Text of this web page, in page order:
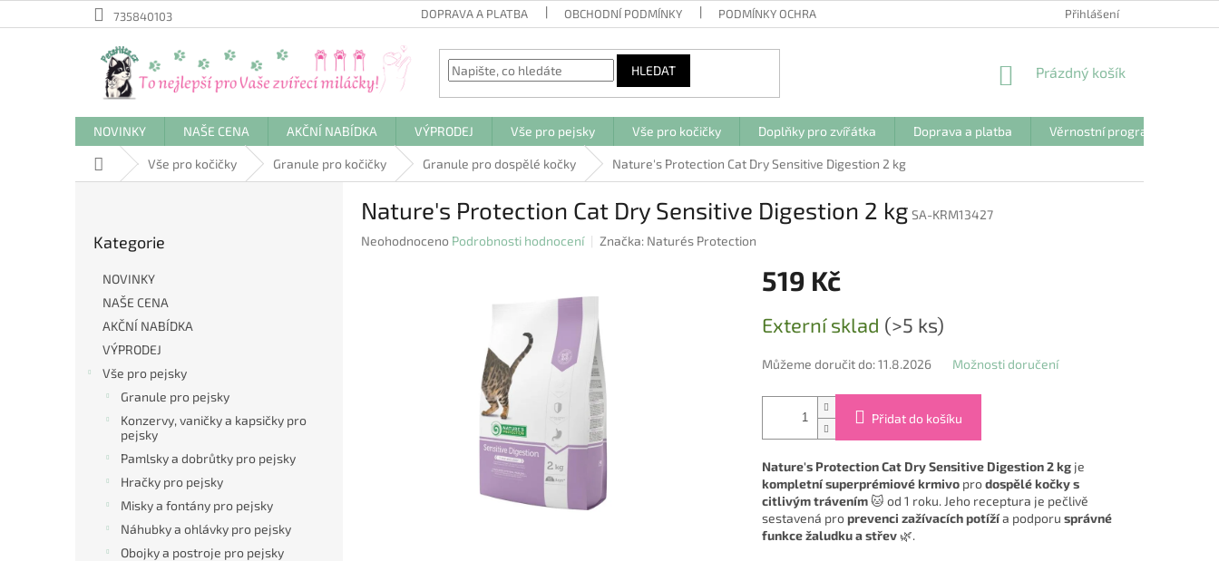
na
735840103 DOPRAVA A PLATBA OBCHODNÍ PODMÍNKY PODMÍNKY OCHRANY OSOBNÍCH ÚDAJŮ Přihlášení
HLEDAT
NÁKUPNÍ
Prázdný košík
NOVINKY NAŠE CENA AKČNÍ NABÍDKA VÝPRODEJ Vše pro pejsky Vše pro kočičky Doplňky pro zvířátka Doprava a platba Věrnostní program
Domů Vše pro kočičky Granule pro kočičky Granule pro dospělé kočky Nature's Protection Cat Dry Sensitive Digestion 2 kg
kategorie
Kategorie
NOVINKY
NAŠE CENA
AKČNÍ NABÍDKA
VÝPRODEJ
Vše pro pejsky
Granule pro pejsky
Konzervy, vaničky a kapsičky pro
pejsky
Pamlsky a dobrůtky pro pejsky
Hračky pro pejsky
Misky a fontány pro pejsky
Náhubky a ohlávky pro pejsky
Obojky a postroje pro pejsky
Nature's Protection Cat Dry Sensitive Digestion 2 kg SA-KRM13427
Průměrné
Neohodnoceno Podrobnosti hodnocení Značka: Nature´s Protection
519 Kč
cena:
Externí sklad (>5 ks)
Můžeme doručit do: 11.8.2026 Možnosti doručení
Přidat do košíku
Nature's Protection Cat Dry Sensitive Digestion 2 kgje
kompletní superprémiové krmivoprodospělé kočky s
citlivým trávením🐱 od 1 roku. Jeho receptura je pečlivě
sestavená proprevenci zažívacích potížía podporu správné
funkce žaludku a střev🌿.